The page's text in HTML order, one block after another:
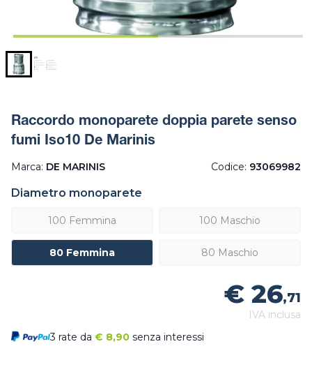
Raccordo monoparete doppia parete senso
fumi Iso10 De Marinis
Marca: DE MARINIS Codice: 93069982
Diametro monoparete
100 Femmina 100 Maschio
80 Femmina 80 Maschio
€ 26,71
IVA inclusa
3 rate da € 8,90 senza interessi